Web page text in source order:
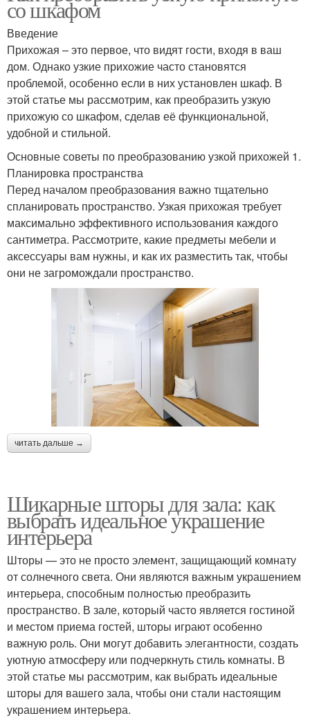
со шкафом
Введение
Прихожая – это первое, что видят гости, входя в ваш
дом. Однако узкие прихожие часто становятся
проблемой, особенно если в них установлен шкаф. В
этой статье мы рассмотрим, как преобразить узкую
прихожую со шкафом, сделав её функциональной,
удобной и стильной.
Основные советы по преобразованию узкой прихожей 1.
Планировка пространства
Перед началом преобразования важно тщательно
спланировать пространство. Узкая прихожая требует
максимально эффективного использования каждого
сантиметра. Рассмотрите, какие предметы мебели и
аксессуары вам нужны, и как их разместить так, чтобы
они не загромождали пространство.
читать дальше →
Шикарные шторы для зала: как
выбрать идеальное украшение
интерьера
Шторы — это не просто элемент, защищающий комнату
от солнечного света. Они являются важным украшением
интерьера, способным полностью преобразить
пространство. В зале, который часто является гостиной
и местом приема гостей, шторы играют особенно
важную роль. Они могут добавить элегантности, создать
уютную атмосферу или подчеркнуть стиль комнаты. В
этой статье мы рассмотрим, как выбрать идеальные
шторы для вашего зала, чтобы они стали настоящим
украшением интерьера.